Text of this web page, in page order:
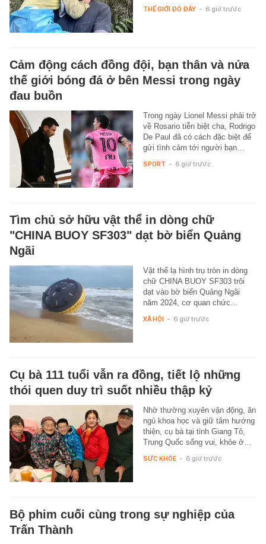
THẾ GIỚI ĐÓ ĐÂY - 6 giờ trước
Cảm động cách đồng đội, bạn thân và nửa
thế giới bóng đá ở bên Messi trong ngày
đau buồn
Trong ngày Lionel Messi phải trở
về Rosario tiễn biệt cha, Rodrigo
De Paul đã có cách đặc biệt để
gửi tình cảm tới người bạn…
SPORT - 6 giờ trước
Tìm chủ sở hữu vật thể in dòng chữ
"CHINA BUOY SF303" dạt bờ biển Quảng
Ngãi
Vật thể lạ hình trụ tròn in dòng
chữ CHINA BUOY SF303 trôi
dạt vào bờ biển Quảng Ngãi
năm 2024, cơ quan chức…
XÃ HỘI - 6 giờ trước
Cụ bà 111 tuổi vẫn ra đồng, tiết lộ những
thói quen duy trì suốt nhiều thập kỷ
Nhờ thường xuyên vận động, ăn
ngủ khoa học và giữ tâm hướng
thiện, cụ bà tại tỉnh Giang Tô,
Trung Quốc sống vui, khỏe ở…
SỨC KHỎE - 6 giờ trước
Bộ phim cuối cùng trong sự nghiệp của
Trấn Thành